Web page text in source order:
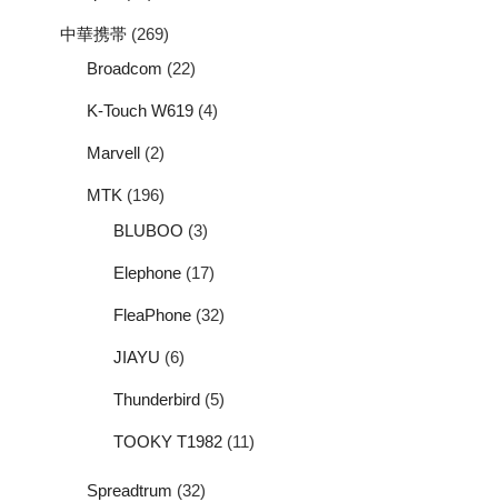
中華携帯 (269)
Broadcom (22)
K-Touch W619 (4)
Marvell (2)
MTK (196)
BLUBOO (3)
Elephone (17)
FleaPhone (32)
JIAYU (6)
Thunderbird (5)
TOOKY T1982 (11)
Spreadtrum (32)